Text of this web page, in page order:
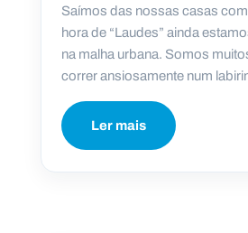
Saímos das nossas casas
hora de “Laudes” ainda
na malha urbana. Somos
correr ansiosamente num
Ler mais
A
g
n
a
C
o
t
t
s